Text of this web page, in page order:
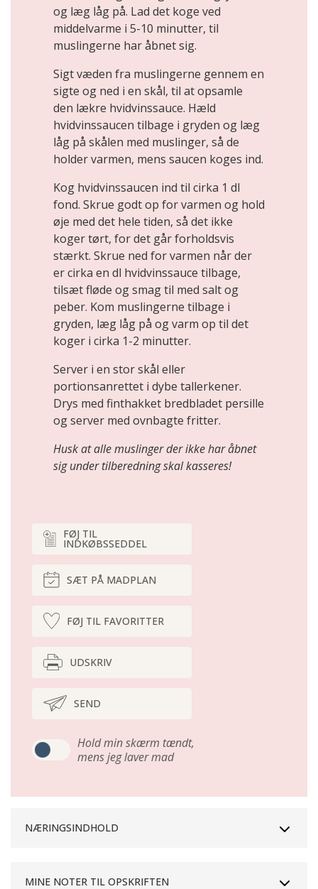
og læg låg på. Lad det koge ved
middelvarme i 5-10 minutter, til
muslingerne har åbnet sig.
Sigt væden fra muslingerne gennem en
sigte og ned i en skål, til at opsamle
den lækre hvidvinssauce. Hæld
hvidvinssaucen tilbage i gryden og læg
låg på skålen med muslinger, så de
holder varmen, mens saucen koges ind.
Kog hvidvinssaucen ind til cirka 1 dl
fond. Skrue godt op for varmen og hold
øje med det hele tiden, så det ikke
koger tørt, for det går forholdsvis
stærkt. Skrue ned for varmen når der
er cirka en dl hvidvinssauce tilbage,
tilsæt fløde og smag til med salt og
peber. Kom muslingerne tilbage i
gryden, læg låg på og varm op til det
koger i cirka 1-2 minutter.
Server i en stor skål eller
portionsanrettet i dybe tallerkener.
Drys med finthakket bredbladet persille
og server med ovnbagte fritter.
Husk at alle muslinger der ikke har åbnet
sig under tilberedning skal kasseres!
FØJ TIL
INDKØBSSEDDEL
SÆT PÅ MADPLAN
FØJ TIL FAVORITTER
UDSKRIV
SEND
Hold min skærm tændt,
mens jeg laver mad
NÆRINGSINDHOLD
MINE NOTER TIL OPSKRIFTEN